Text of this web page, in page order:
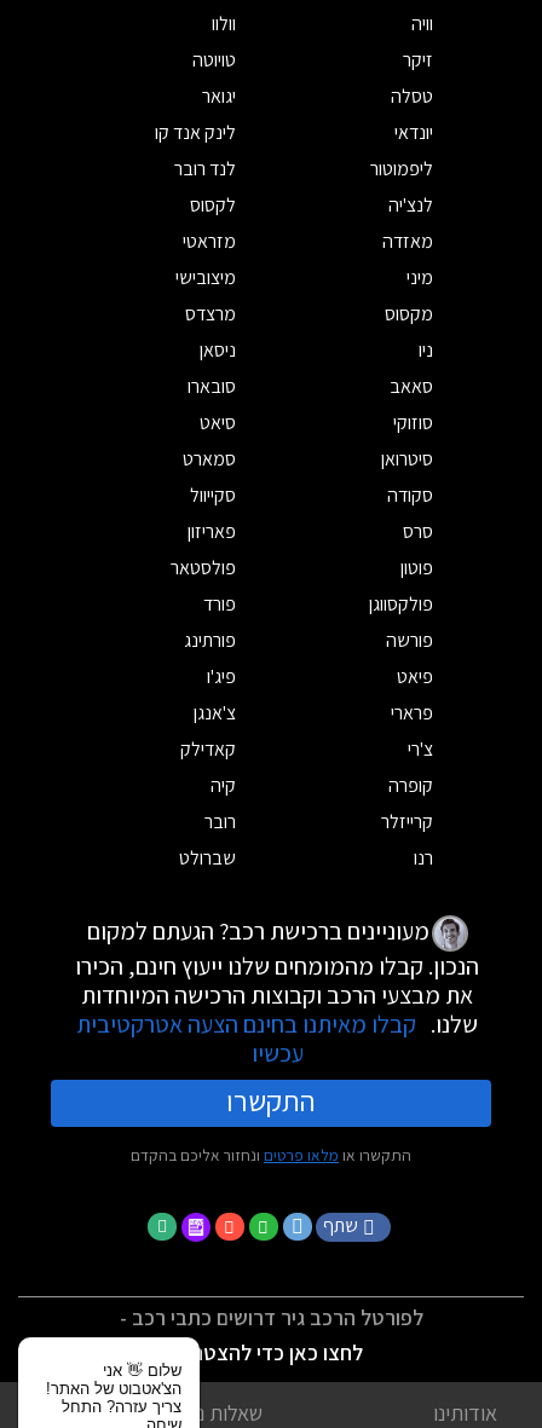
וויה
וולוו
זיקר
טויוטה
טסלה
יגואר
יונדאי
לינק אנד קו
ליפמוטור
לנד רובר
לנצ'יה
לקסוס
מאזדה
מזראטי
מיני
מיצובישי
מקסוס
מרצדס
ניו
ניסאן
סאאב
סובארו
סוזוקי
סיאט
סיטרואן
סמארט
סקודה
סקייוול
סרס
פאריזון
פוטון
פולסטאר
פולקסווגן
פורד
פורשה
פורתינג
פיאט
פיג'ו
פרארי
צ'אנגן
צ'רי
קאדילק
קופרה
קיה
קרייזלר
רובר
רנו
שברולט
מעוניינים ברכישת רכב? הגעתם למקום
הנכון. קבלו מהמומחים שלנו ייעוץ חינם, הכירו
את מבצעי הרכב וקבוצות הרכישה המיוחדות
שלנו. קבלו מאיתנו בחינם הצעה אטרקטיבית
עכשיו
התקשרו
התקשרו או מלאו פרטים ונחזור אליכם בהקדם
שתף
לפורטל הרכב גיר דרושים כתבי רכב -
לחצו כאן כדי להצטרף
אודותינו שאלות נפוצות
שלום 👋 אני
הצ'אטבוט של האתר!
צריך עזרה? התחל